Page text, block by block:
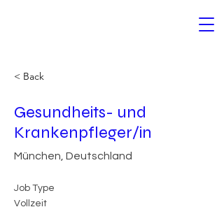
< Back
Gesundheits- und
Krankenpfleger/in
München, Deutschland
Job Type
Vollzeit